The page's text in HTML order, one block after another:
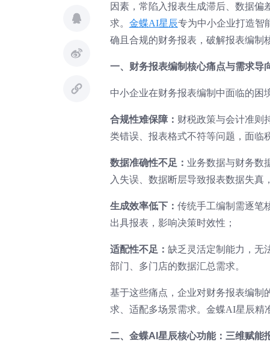
因素，常陷入报表生成滞后、数据偏
求。 金蝶AI星辰专为中小企业打造智
确且合规的财务报表，破解报表编制
一、财务报表编制核心痛点与需求导
中小企业在财务报表编制中面临的困
合规性难保障： 财税政策与会计准则
类错误、报表格式不符等问题，面临
数据准确性不足： 业务数据与财务数
入失误、数据断层导致报表数据失真
生成效率低下： 传统手工编制需逐笔
出具报表，影响决策时效性；
适配性不足： 缺乏灵活定制能力，无
部门、多门店的数据汇总需求。
基于这些痛点，企业对财务报表编制
求、适配多场景需求。金蝶AI星辰精
二、金蝶AI星辰核心功能：三维赋能